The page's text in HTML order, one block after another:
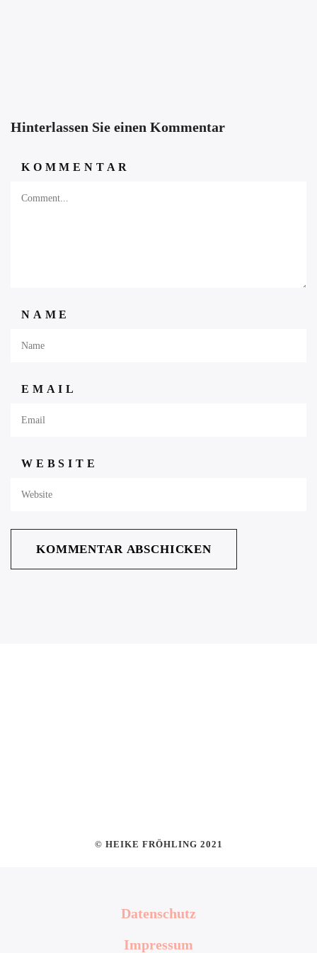
Hinterlassen Sie einen Kommentar
KOMMENTAR
NAME
EMAIL
WEBSITE
© HEIKE FRÖHLING 2021
Datenschutz
Impressum